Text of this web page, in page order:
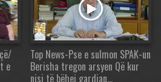
e
Top News-Pse e sulmon SPAK-un
Berisha tregon arsyen Që kur
nisi të bëhej gardian…